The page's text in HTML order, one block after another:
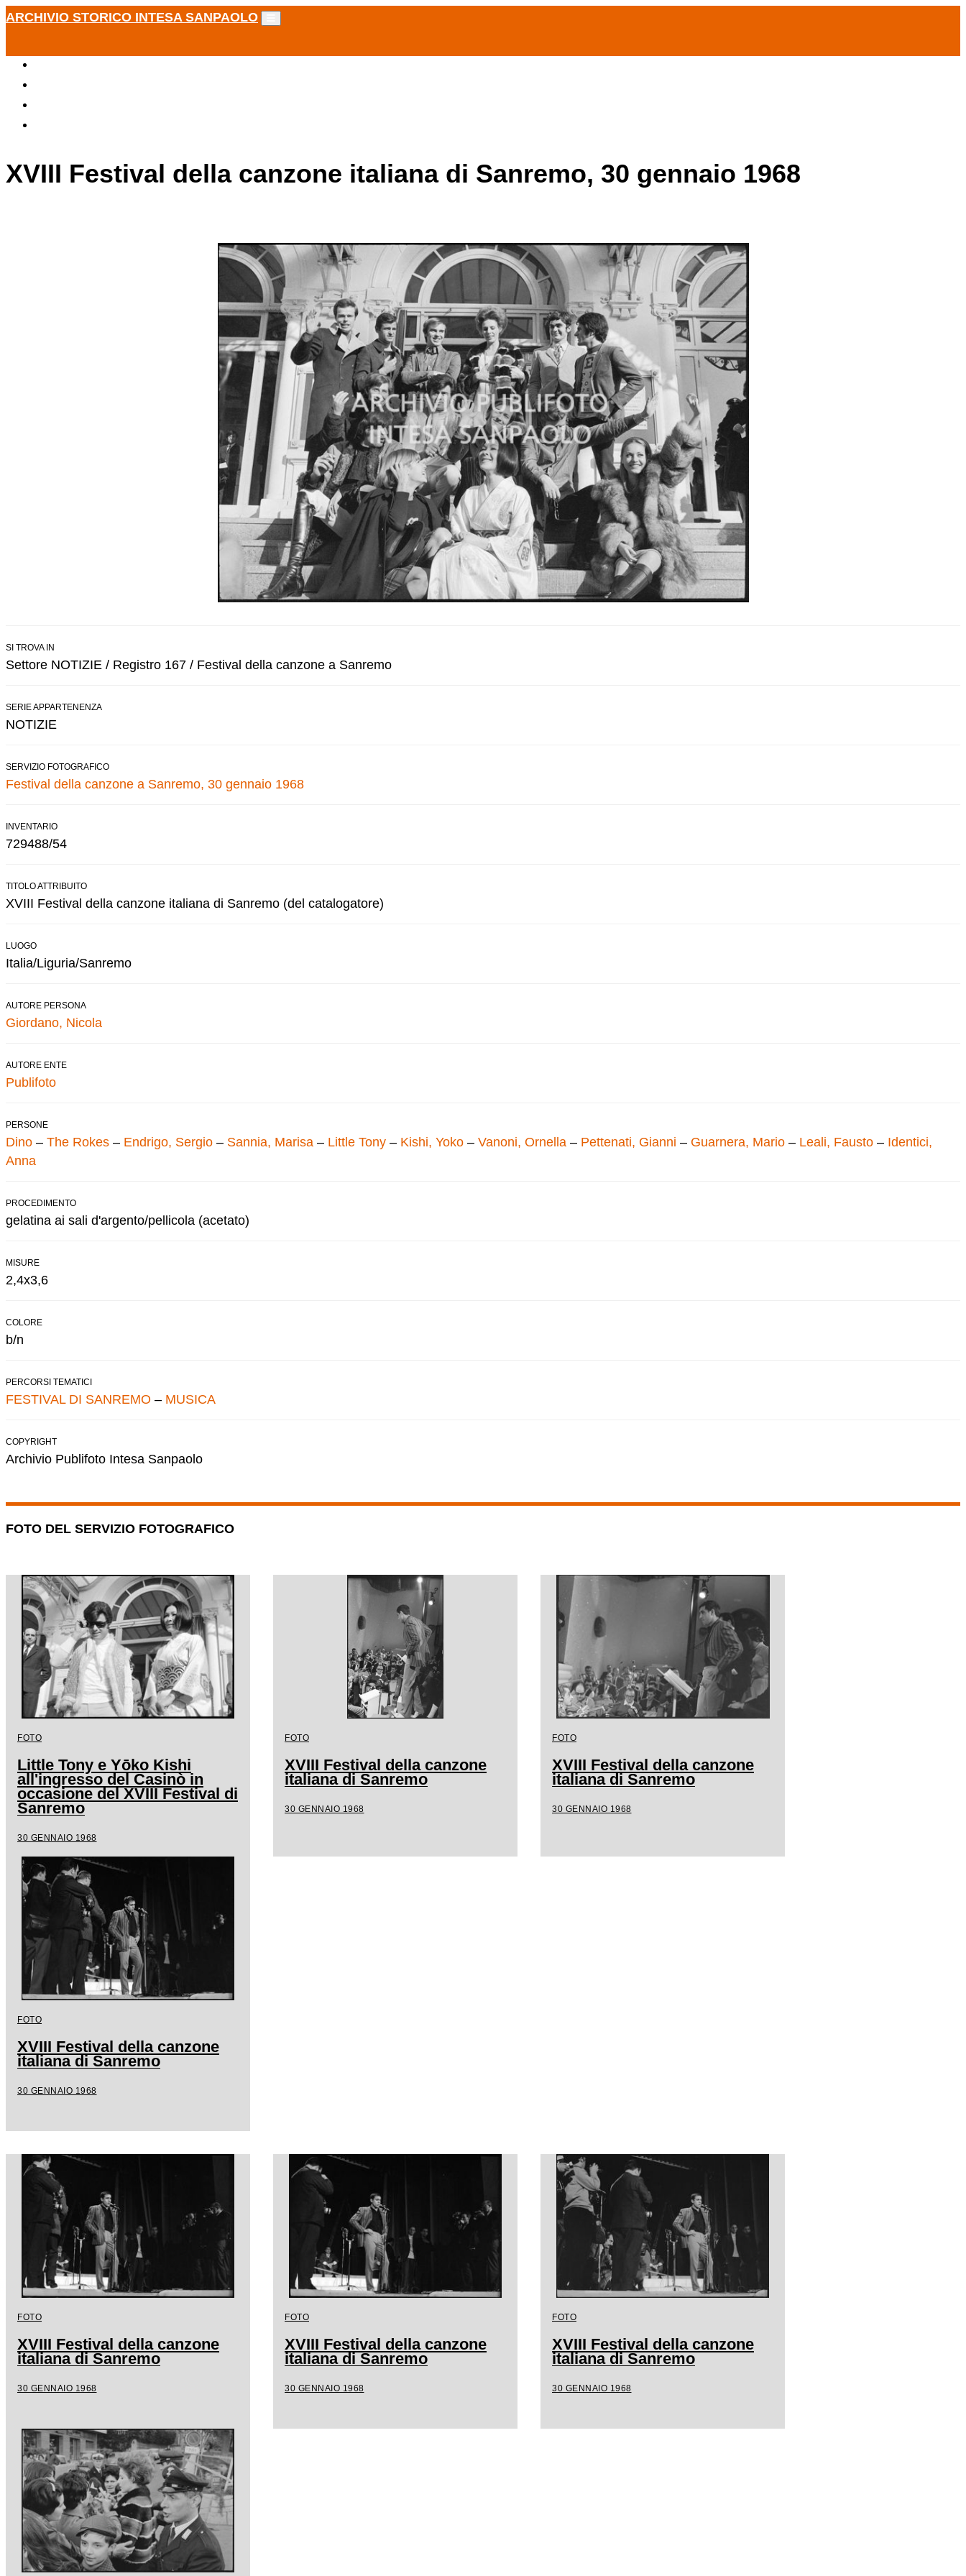
ARCHIVIO STORICO INTESA SANPAOLO
XVIII Festival della canzone italiana di Sanremo, 30 gennaio 1968
SI TROVA IN
Settore NOTIZIE / Registro 167 / Festival della canzone a Sanremo
SERIE APPARTENENZA
NOTIZIE
SERVIZIO FOTOGRAFICO
Festival della canzone a Sanremo, 30 gennaio 1968
INVENTARIO
729488/54
TITOLO ATTRIBUITO
XVIII Festival della canzone italiana di Sanremo (del catalogatore)
LUOGO
Italia/Liguria/Sanremo
AUTORE PERSONA
Giordano, Nicola
AUTORE ENTE
Publifoto
PERSONE
Dino – The Rokes – Endrigo, Sergio – Sannia, Marisa – Little Tony – Kishi, Yoko – Vanoni, Ornella – Pettenati, Gianni – Guarnera, Mario – Leali, Fausto – Identici,
Anna
PROCEDIMENTO
gelatina ai sali d'argento/pellicola (acetato)
MISURE
2,4x3,6
COLORE
b/n
PERCORSI TEMATICI
FESTIVAL DI SANREMO – MUSICA
COPYRIGHT
Archivio Publifoto Intesa Sanpaolo
FOTO DEL SERVIZIO FOTOGRAFICO
FOTO
Little Tony e Yōko Kishi
all'ingresso del Casinò in
occasione del XVIII Festival di
Sanremo
30 GENNAIO 1968
FOTO
XVIII Festival della canzone
italiana di Sanremo
30 GENNAIO 1968
FOTO
XVIII Festival della canzone
italiana di Sanremo
30 GENNAIO 1968
FOTO
XVIII Festival della canzone
italiana di Sanremo
30 GENNAIO 1968
FOTO
XVIII Festival della canzone
italiana di Sanremo
30 GENNAIO 1968
FOTO
XVIII Festival della canzone
italiana di Sanremo
30 GENNAIO 1968
FOTO
XVIII Festival della canzone
italiana di Sanremo
30 GENNAIO 1968